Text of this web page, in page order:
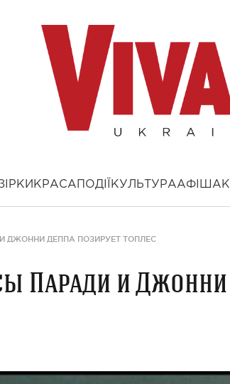
КРАСА ПОДІЇ КУЛЬТУРААФІША
ДЖОННИ ДЕППА ПОЗИРУЕТ ТОПЛЕС
Паради и